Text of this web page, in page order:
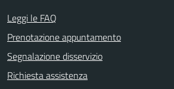
Leggi le FAQ
Prenotazione appuntamento
Segnalazione disservizio
Richiesta assistenza